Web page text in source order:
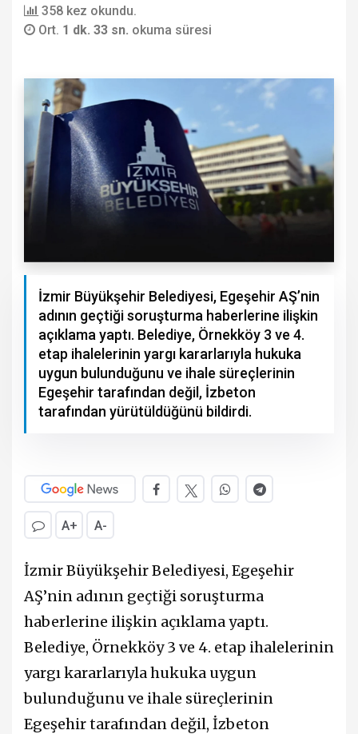
358 kez okundu.
Ort. 1 dk. 33 sn. okuma süresi
İzmir Büyükşehir Belediyesi, Egeşehir AŞ’nin
adının geçtiği soruşturma haberlerine ilişkin
açıklama yaptı. Belediye, Örnekköy 3 ve 4.
etap ihalelerinin yargı kararlarıyla hukuka
uygun bulunduğunu ve ihale süreçlerinin
Egeşehir tarafından değil, İzbeton
tarafından yürütüldüğünü bildirdi.
A+ A-
İzmir Büyükşehir Belediyesi, Egeşehir
AŞ’nin adının geçtiği soruşturma
haberlerine ilişkin açıklama yaptı.
Belediye, Örnekköy 3 ve 4. etap ihalelerinin
yargı kararlarıyla hukuka uygun
bulunduğunu ve ihale süreçlerinin
Egeşehir tarafından değil, İzbeton